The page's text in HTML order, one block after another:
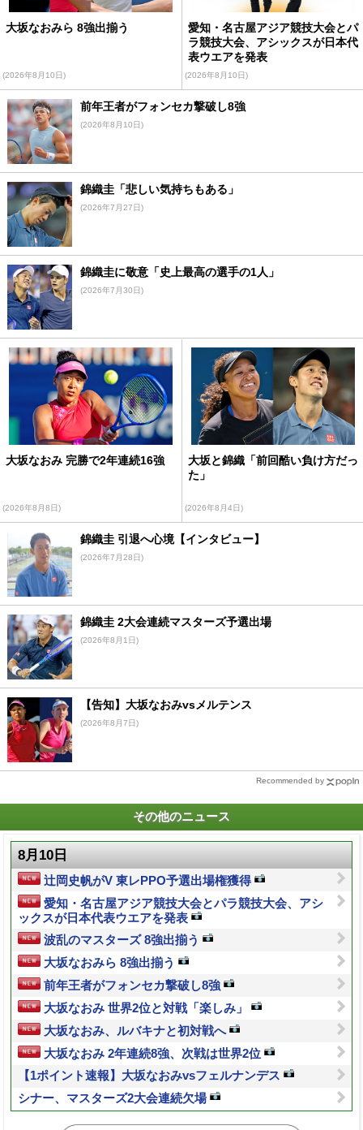
大坂なおみら 8強出揃う
(2026年8月10日)
愛知・名古屋アジア競技大会とパ
ラ競技大会、アシックスが日本代
表ウエアを発表
(2026年8月10日)
前年王者がフォンセカ撃破し8強
(2026年8月10日)
錦織圭「悲しい気持ちもある」
(2026年7月27日)
錦織圭に敬意「史上最高の選手の1人」
(2026年7月30日)
大坂なおみ 完勝で2年連続16強
(2026年8月8日)
大坂と錦織「前回酷い負け方だっ
た」
(2026年8月4日)
錦織圭 引退へ心境【インタビュー】
(2026年7月28日)
錦織圭 2大会連続マスターズ予選出場
(2026年8月1日)
【告知】大坂なおみvsメルテンス
(2026年8月7日)
Recommended by
その他のニュース
8月10日
辻岡史帆がV 東レPPO予選出場権獲得
愛知・名古屋アジア競技大会とパラ競技大会、アシ
ックスが日本代表ウエアを発表
波乱のマスターズ 8強出揃う
大坂なおみら 8強出揃う
前年王者がフォンセカ撃破し8強
大坂なおみ 世界2位と対戦「楽しみ」
大坂なおみ、ルバキナと初対戦へ
大坂なおみ 2年連続8強、次戦は世界2位
【1ポイント速報】大坂なおみvsフェルナンデス
シナー、マスターズ2大会連続欠場